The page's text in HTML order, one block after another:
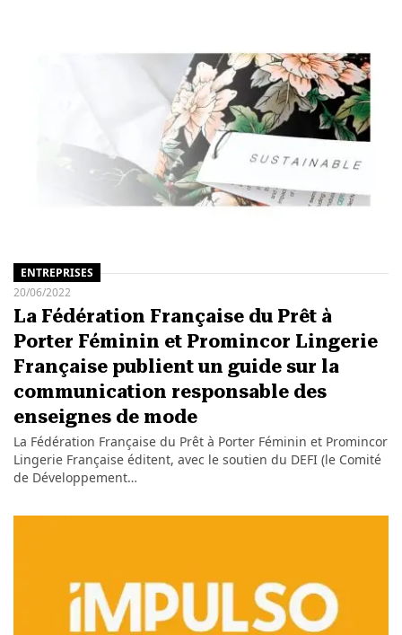
ENTREPRISES
20/06/2022
La Fédération Française du Prêt à
Porter Féminin et Promincor Lingerie
Française publient un guide sur la
communication responsable des
enseignes de mode
La Fédération Française du Prêt à Porter Féminin et Promincor
Lingerie Française éditent, avec le soutien du DEFI (le Comité
de Développement…